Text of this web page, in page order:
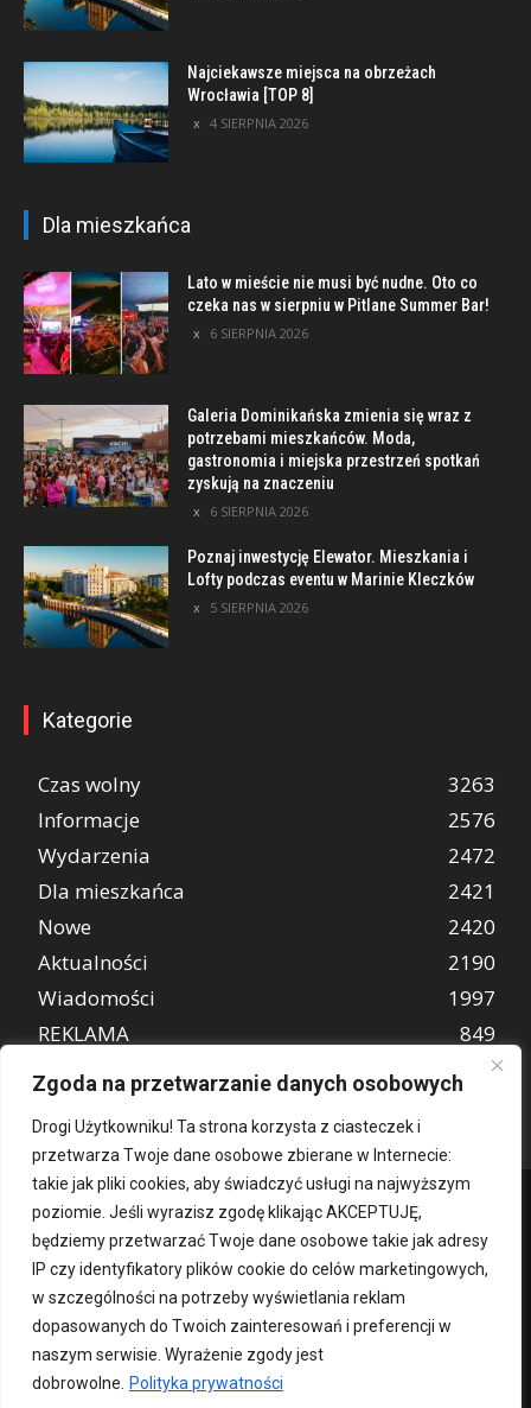
Zgoda na przetwarzanie danych osobowych
Drogi Użytkowniku! Ta strona korzysta z ciasteczek i
przetwarza Twoje dane osobowe zbierane w Internecie:
takie jak pliki cookies, aby świadczyć usługi na najwyższym
poziomie. Jeśli wyrazisz zgodę klikając AKCEPTUJĘ,
będziemy przetwarzać Twoje dane osobowe takie jak adresy
IP czy identyfikatory plików cookie do celów marketingowych,
w szczególności na potrzeby wyświetlania reklam
dopasowanych do Twoich zainteresowań i preferencji w
naszym serwisie. Wyrażenie zgody jest
dobrowolne.
Polityka prywatności
Najciekawsze miejsca na obrzeżach
Wrocławia [TOP 8]
4 SIERPNIA 2026
Dla mieszkańca
Lato w mieście nie musi być nudne. Oto co
czeka nas w sierpniu w Pitlane Summer Bar!
6 SIERPNIA 2026
Galeria Dominikańska zmienia się wraz z
potrzebami mieszkańców. Moda,
gastronomia i miejska przestrzeń spotkań
zyskują na znaczeniu
6 SIERPNIA 2026
Poznaj inwestycję Elewator. Mieszkania i
Lofty podczas eventu w Marinie Kleczków
5 SIERPNIA 2026
Kategorie
Czas wolny
3263
Informacje
2576
Wydarzenia
2472
Dla mieszkańca
2421
Nowe
2420
Aktualności
2190
Wiadomości
1997
REKLAMA
849
Atrakcje turystyczne
670